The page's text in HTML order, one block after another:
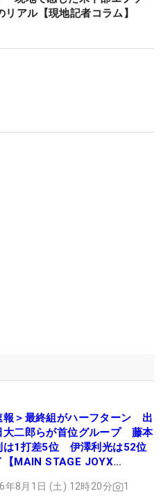
リアル【現地記者コラム】
報＞最終組がハーフターン 出
大二郎らが首位グループ 藤本
は1打差5位 伊澤利光は52位
【MAIN STAGE JOYX
年8月1日 (土) 12時20分 1